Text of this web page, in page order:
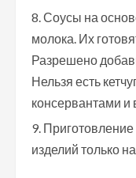
Соусы на
молока. Их
Разрешено
Нельзя есть
консервантами
изделий только